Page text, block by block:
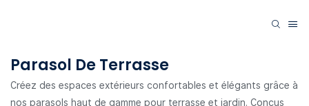
Parasol De Terrasse
Créez des espaces extérieurs confortables et élégants grâce à
nos parasols haut de gamme pour terrasse et jardin. Conçus